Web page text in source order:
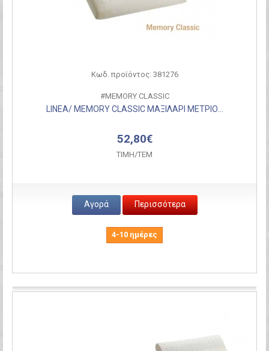
Κωδ. προϊόντος: 381276
#MEMORY CLASSIC
LINEA/ MEMORY CLASSIC ΜΑΞΙΛΑΡΙ ΜΕΤΡΙΟ...
52,80€
ΤΙΜH/ΤΕΜ
Αγορά Περισσότερα
4-10 ημέρες